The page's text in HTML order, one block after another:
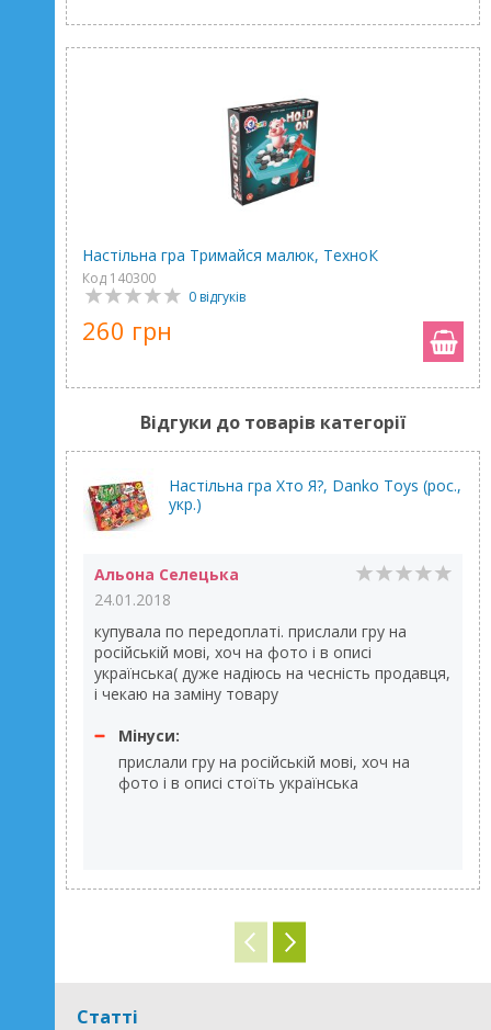
Настільна гра Тримайся малюк, ТехноК
Код 140300
0 відгуків
260 грн
Відгуки до товарів категорії
Настільна гра Хто Я?, Danko Toys (рос.,
укр.)
Альона Селецька
24.01.2018
купувала по передоплаті. прислали гру на
російській мові, хоч на фото і в описі
українська( дуже надіюсь на чесність продавця,
і чекаю на заміну товару
Мінуси:
прислали гру на російській мові, хоч на
фото і в описі стоїть українська
Статті